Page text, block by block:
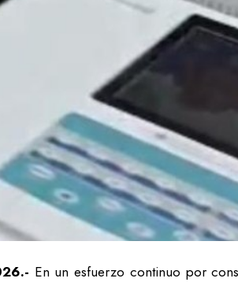
En un esfuerzo continuo por